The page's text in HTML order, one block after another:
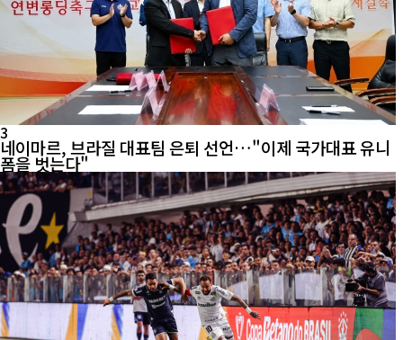
3
네이마르, 브라질 대표팀 은퇴 선언…"이제 국가대표 유니
폼을 벗는다"